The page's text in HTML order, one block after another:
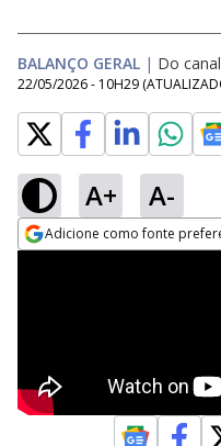
BALANÇO GERAL | Do
22/05/2026 - 10H29
A+ A-
Adicione como fonte